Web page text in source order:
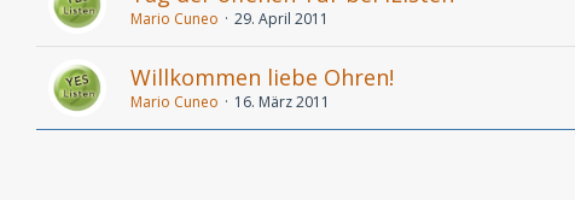
Mario Cuneo 29. April 2011
Willkommen liebe Ohren!
Mario Cuneo 16. März 2011